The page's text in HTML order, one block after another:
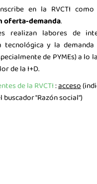
en la RVCTI
oferta-demanda.
realizan labores de
y la demanda
de PYMEs) a lo
de la I+D.
de la RVCTI:acceso
buscador "Razón social")